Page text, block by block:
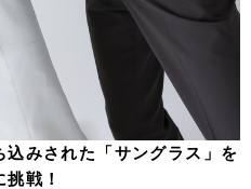
みされた「サングラス」を
戦！